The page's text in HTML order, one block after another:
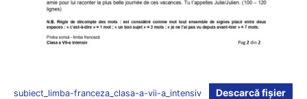
subiect_limba-franceza_clasa-a-vii-a_intensiv Descarcă fișier